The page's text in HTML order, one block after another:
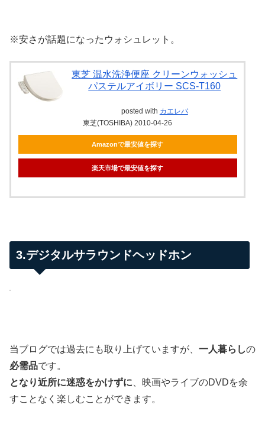
※安さが話題になったウォシュレット。
東芝 温水洗浄便座 クリーンウォッシュ
パステルアイボリー SCS-T160
posted with カエレバ
東芝(TOSHIBA) 2010-04-26
Amazonで最安値を探す
楽天市場で最安値を探す
3.デジタルサラウンドヘッドホン
当ブログでは過去にも取り上げていますが、 一人暮らしの
必需品です。
となり近所に迷惑をかけずに 、映画やライブのDVDを余
すことなく楽しむことができます。